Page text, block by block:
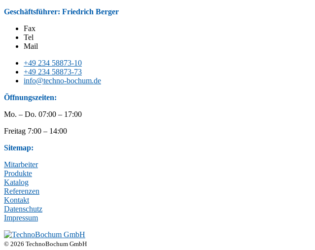
Geschäftsführer: Friedrich Berger
Fax
Tel
Mail
+49 234 58873-10
+49 234 58873-73
info@techno-bochum.de
Öffnungszeiten:
Mo. – Do. 07:00 – 17:00
Freitag 7:00 – 14:00
Sitemap:
Mitarbeiter
Produkte
Katalog
Referenzen
Kontakt
Datenschutz
Impressum
© 2026 TechnoBochum GmbH